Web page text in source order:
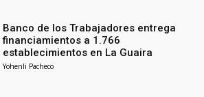
Banco de los Trabajadores entrega
financiamientos a 1.766
establecimientos en La Guaira
Yohenli Pacheco